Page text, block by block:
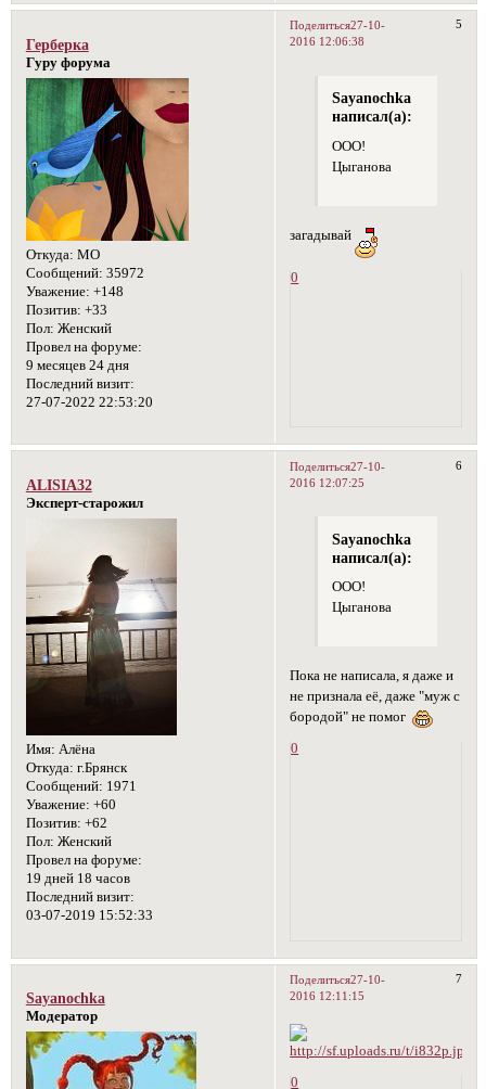
Поделиться 5
27-10-
2016 12:06:38
Герберка
Гуру форума
Откуда: МО
Сообщений: 35972
Уважение: +148
Позитив: +33
Пол: Женский
Провел на форуме:
9 месяцев 24 дня
Последний визит:
27-07-2022 22:53:20
Sayanochka
написал(а):
ООО!
Цыганова
загадывай
0
Поделиться 6
27-10-
2016 12:07:25
ALISIA32
Эксперт-старожил
Имя: Алёна
Откуда: г.Брянск
Сообщений: 1971
Уважение: +60
Позитив: +62
Пол: Женский
Провел на форуме:
19 дней 18 часов
Последний визит:
03-07-2019 15:52:33
Sayanochka
написал(а):
ООО!
Цыганова
Пока не написала, я даже и
не признала её, даже "муж с
бородой" не помог
0
Поделиться 7
27-10-
2016 12:11:15
Sayanochka
Модератор
0